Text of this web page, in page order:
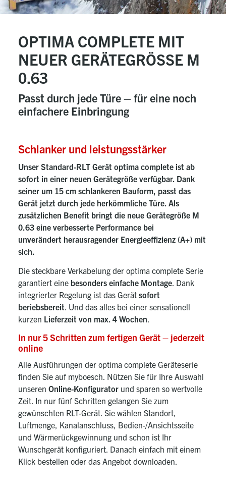
OPTIMA COMPLETE MIT
NEUER GERÄTEGRÖSSE M 0
.63
Passt durch jede Türe – für eine noch
einfachere Einbringung
Schlanker und leistungsstärker
Unser Standard-RLT Gerät optima complete ist ab
sofort in einer neuen Gerätegröße verfügbar. Dank
seiner um 15 cm schlankeren Bauform, passt das
Gerät jetzt durch jede herkömmliche Türe. Als
zusätzlichen Benefit bringt die neue Gerätegröße M
0.63 eine verbesserte Performance bei
unverändert herausragender Energieeffizienz (A+) mit
sich.
Die steckbare Verkabelung der optima complete Serie
garantiert eine besonders einfache Montage. Dank
integrierter Regelung ist das Gerät sofort
beriebsbereit. Und das alles bei einer sensationell
kurzen Lieferzeit von max. 4 Wochen.
In nur 5 Schritten zum fertigen Gerät – jederzeit
online
Alle Ausführungen der optima complete Geräteserie
finden Sie auf myboesch. Nützen Sie für Ihre Auswahl
unseren Online-Konfigurator und sparen so wertvolle
Zeit. In nur fünf Schritten gelangen Sie zum
gewünschten RLT-Gerät. Sie wählen Standort,
Luftmenge, Kanalanschluss, Bedien-/Ansichtsseite
und Wärmerückgewinnung und schon ist Ihr
Wunschgerät konfiguriert. Danach einfach mit einem
Klick bestellen oder das Angebot downloaden.